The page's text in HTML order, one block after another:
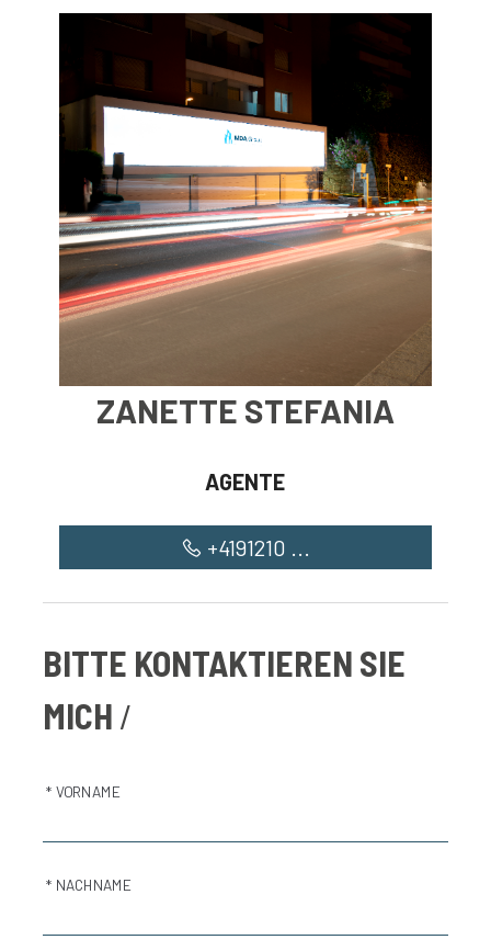
ZANETTE STEFANIA
AGENTE
+4191210 ...
BITTE KONTAKTIEREN SIE
MICH
* VORNAME
* NACHNAME